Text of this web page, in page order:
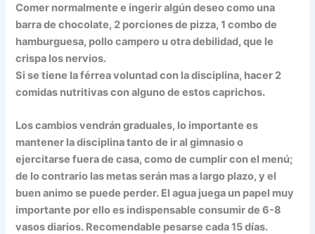
Comer normalmente e ingerir algún deseo como una
barra de chocolate, 2 porciones de pizza, 1 combo de
hamburguesa, pollo campero u otra debilidad, que le
crispa los nervios.
Si se tiene la férrea voluntad con la disciplina, hacer 2
comidas nutritivas con alguno de estos caprichos.
Los cambios vendrán graduales, lo importante es
mantener la disciplina tanto de ir al gimnasio o
ejercitarse fuera de casa, como de cumplir con el menú;
de lo contrario las metas serán mas a largo plazo, y el
buen animo se puede perder. El agua juega un papel muy
importante por ello es indispensable consumir de 6-8
vasos diarios. Recomendable pesarse cada 15 días.